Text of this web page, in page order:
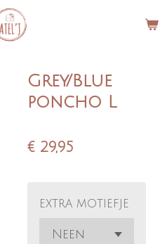
Grey/Blue
poncho L
€ 29,95
extra motiefje